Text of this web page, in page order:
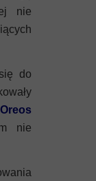
nie
do
Oreos
nie